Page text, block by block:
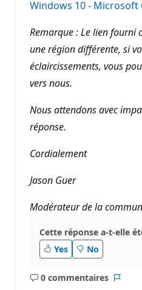
Windows 10 - Microsoft
Remarque : Le lien fourni
une région différente, si
éclaircissements, vous
vers nous.
Nous attendons avec
réponse.
Cordialement
Jason Guer
Modérateur de la
Cette réponse a-t-elle
Yes
No
0 commentaires
Aucun